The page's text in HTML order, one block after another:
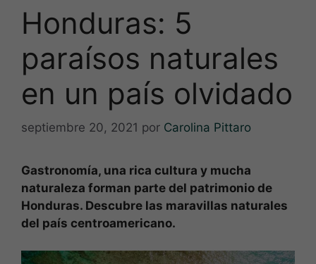
Honduras: 5
paraísos naturales
en un país olvidado
septiembre 20, 2021 por Carolina Pittaro
Gastronomía, una rica cultura y mucha
naturaleza forman parte del patrimonio de
Honduras. Descubre las maravillas naturales
del país centroamericano.